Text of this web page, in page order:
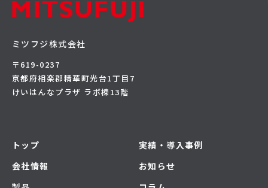
ミツフジ株式会社
〒619-0237
京都府相楽郡精華町光台1丁目7
けいはんなプラザ ラボ棟13階
トップ
会社情報
実績・導入事例
お知らせ